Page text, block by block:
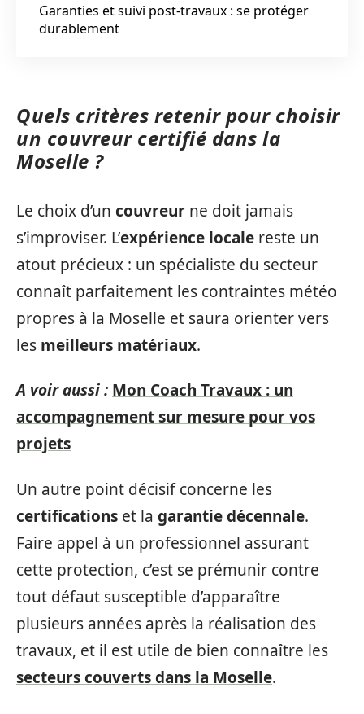
Garanties et suivi post-travaux : se protéger
durablement
Quels critères retenir pour choisir
un couvreur certifié dans la
Moselle ?
Le choix d’un couvreur ne doit jamais
s’improviser. L’expérience locale reste un
atout précieux : un spécialiste du secteur
connaît parfaitement les contraintes météo
propres à la Moselle et saura orienter vers
les meilleurs matériaux.
A voir aussi : Mon Coach Travaux : un
accompagnement sur mesure pour vos
projets
Un autre point décisif concerne les
certifications et la garantie décennale.
Faire appel à un professionnel assurant
cette protection, c’est se prémunir contre
tout défaut susceptible d’apparaître
plusieurs années après la réalisation des
travaux, et il est utile de bien connaître les
secteurs couverts dans la Moselle.